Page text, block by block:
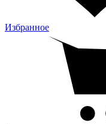
Избранное